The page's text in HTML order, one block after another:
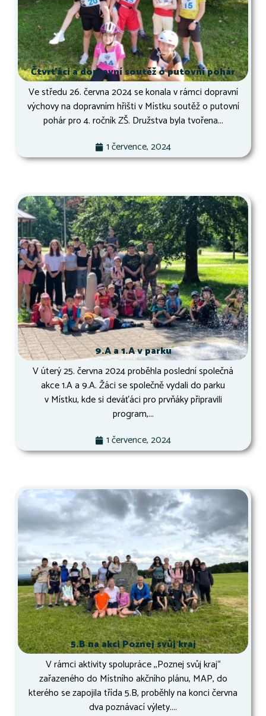
Čtvrťáci a dopravní soutěž o putovní pohár
Ve středu 26. června 2024 se konala v rámci dopravní
výchovy na dopravním hřišti v Místku soutěž o putovní
pohár pro 4. ročník ZŠ. Družstva byla tvořena...
1 července, 2024
9.A a 1.A v parku
V úterý 25. června 2024 proběhla poslední společná
akce 1.A a 9.A. Žáci se společně vydali do parku
v Místku, kde si deváťáci pro prvňáky připravili
program,...
1 července, 2024
5.B na akci Poznej svůj kraj
V rámci aktivity spolupráce ,,Poznej svůj kraj“
zařazeného do Místního akčního plánu, MAP, do
kterého se zapojila třída 5.B, proběhly na konci června
dva poznávací výlety....